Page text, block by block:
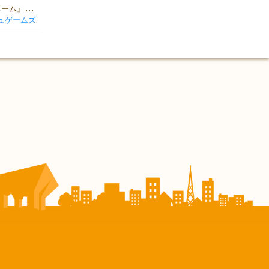
初対面の人とこそ一緒に遊びたいカードゲーム『nickname/ニックネーム』の予約をはじめました :oops: 。 予約受付フォーム https://goo.gl/forms/5rm78BCHEG2vuL0Y2 ひとまず、本人だと判断できるお名前を記入(ニックネーム・ハンドル名でも可)いただければ、お取り置きさせていただきます。 当日、お名前をいただければ代金と引き換えにお渡しさせていただきます。 特典 なんと！今、予約いただくと、チームリーダーの女子中学生「ななな社長」と名刺交換させていただきます。もちろん、こちらから名刺をお渡しするだけでも大歓迎です。よろしくお願いします。 ちなみに、好きなアイテム4つは「チョコ」「読書」「合唱」「肉」です。 ※このカードでは遊べません。
ゲームズ